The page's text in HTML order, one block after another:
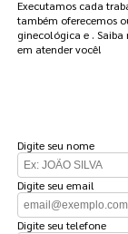
Executamos cada
também oferecemos
ginecológica e .
em atender você!
Digite seu nome
Digite seu email
Digite seu telefone